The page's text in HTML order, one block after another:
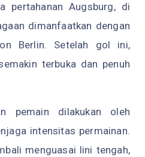
pertahanan Augsburg, di
dimanfaatkan dengan
Berlin. Setelah gol ini,
terbuka dan penuh
pemain dilakukan oleh
intensitas permainan.
menguasai lini tengah,